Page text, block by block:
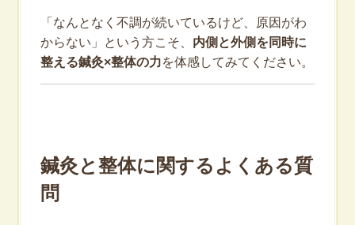
「なんとなく不調が続いているけど、原因がわ
からない」という方こそ、 内側と外側を同時に
整える鍼灸×整体の力を体感してみてください。
鍼灸と整体に関するよくある質
問